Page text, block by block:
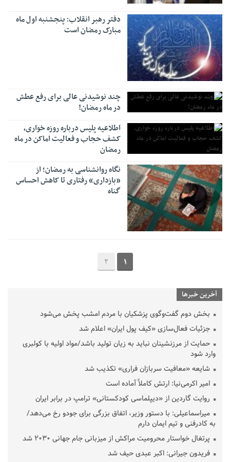
دفتر رهبر انقلاب: پنجشنبه اول ماه
مبارک رمضان است
چند نوشیدنی عالی برای رفع عطش
در ماه رمضان!
اطلاعیه پلیس درباره روزه خواری،
کشف حجاب و فعالیت اماکن در ماه
رمضان
نگاه روانشناسی به رمضان؛ از
«بازداری» رفتاری تا کاهش احساس
گناه
1
2
آخرین خبرها
بخش دوم گفت‌وگوی پزشکیان با مردم امشب پخش می‌شود
جزئیات فعال‌سازی «کیف پول ایران» اعلام شد
حمایت از مرزنشینان نباید به زیان تولید باشد/مواد اولیه با کولبری
وارد شود
شایعه «معافیت سربازان فراری» تکذیب شد
امیر اکرمی‌نیا: ارتش کاملاً آماده است
روایت گاردین از «دیپلماسی کودکستانی» ترامپ در برابر ایران
میراسماعیلی: با دستور وزیر، اتفاق بزرگی برای جودو رخ می‌دهد/
به کادرفنی و تیم ایمان دارم
پرتغال خواستار محرومیت مراکش از میزبانی جام جهانی ۲۰۳۰ شد
فریدون جیرانی: اکبر عبدی حیف شد